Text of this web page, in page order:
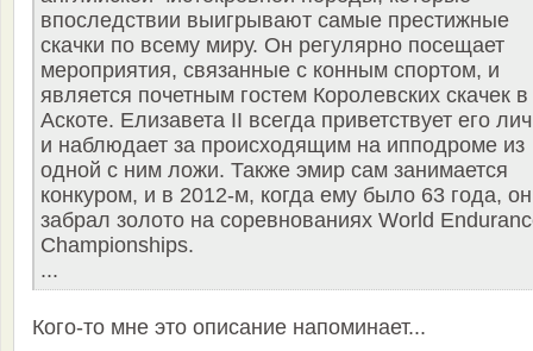
впоследствии выигрывают самые престижные
скачки по всему миру. Он регулярно посещает
мероприятия, связанные с конным спортом, и
является почетным гостем Королевских скачек в
Аскоте. Елизавета II всегда приветствует его
и наблюдает за происходящим на ипподроме из
одной с ним ложи. Также эмир сам занимается
конкуром, и в 2012-м, когда ему было 63 года, он
забрал золото на соревнованиях World
Championships.
...
Кого-то мне это описание напоминает...